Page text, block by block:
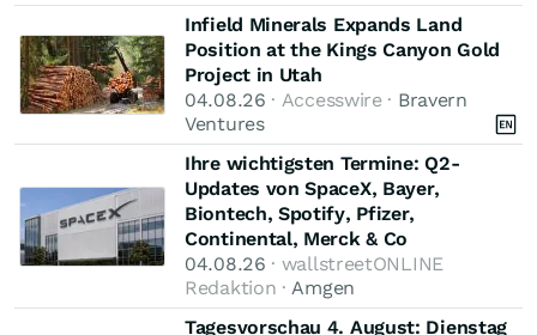
Infield Minerals Expands Land
Position at the Kings Canyon Gold
Project in Utah
04.08.26 · Accesswire · Bravern
Ventures
Ihre wichtigsten Termine: Q2-
Updates von SpaceX, Bayer,
Biontech, Spotify, Pfizer,
Continental, Merck & Co
04.08.26 · wallstreetONLINE
Redaktion ·Amgen
Tagesvorschau 4. August: Dienstag